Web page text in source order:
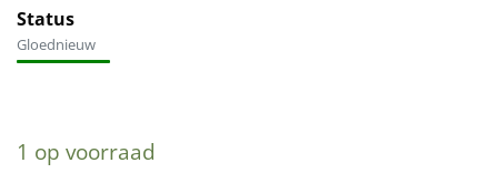
Status
Gloednieuw
1 op voorraad